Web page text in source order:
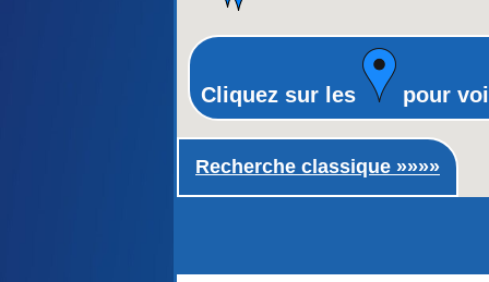
Recherche classique ►
Recherche classique »»»»
Cliquez sur les pour